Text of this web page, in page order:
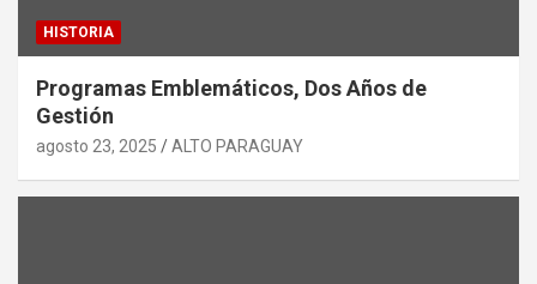
HISTORIA
Programas Emblemáticos, Dos Años de
Gestión
agosto 23, 2025 ALTO PARAGUAY